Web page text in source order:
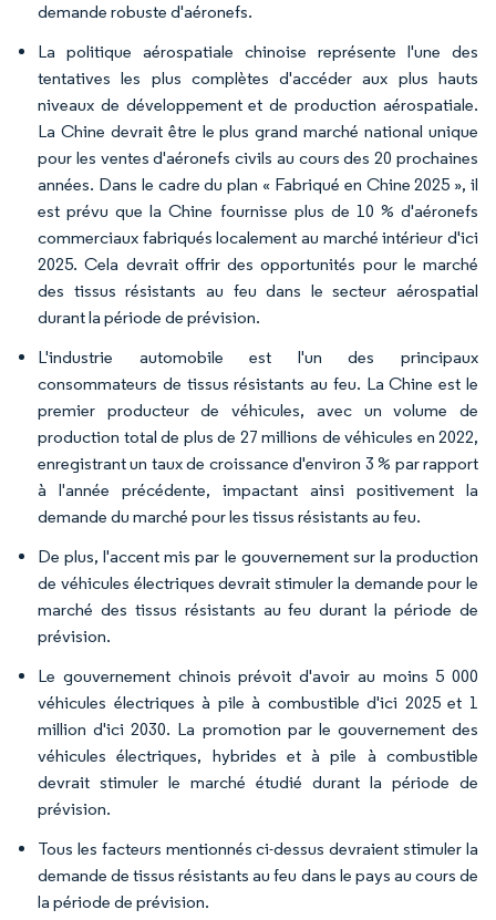
demande robuste d'aéronefs.
La politique aérospatiale chinoise représente l'une des
tentatives les plus complètes d'accéder aux plus hauts
niveaux de développement et de production aérospatiale.
La Chine devrait être le plus grand marché national unique
pour les ventes d'aéronefs civils au cours des 20 prochaines
années. Dans le cadre du plan « Fabriqué en Chine 2025 », il
est prévu que la Chine fournisse plus de 10 % d'aéronefs
commerciaux fabriqués localement au marché intérieur d'ici
2025. Cela devrait offrir des opportunités pour le marché
des tissus résistants au feu dans le secteur aérospatial
durant la période de prévision.
L'industrie automobile est l'un des principaux
consommateurs de tissus résistants au feu. La Chine est le
premier producteur de véhicules, avec un volume de
production total de plus de 27 millions de véhicules en 2022,
enregistrant un taux de croissance d'environ 3 % par rapport
à l'année précédente, impactant ainsi positivement la
demande du marché pour les tissus résistants au feu.
De plus, l'accent mis par le gouvernement sur la production
de véhicules électriques devrait stimuler la demande pour le
marché des tissus résistants au feu durant la période de
prévision.
Le gouvernement chinois prévoit d'avoir au moins 5 000
véhicules électriques à pile à combustible d'ici 2025 et 1
million d'ici 2030. La promotion par le gouvernement des
véhicules électriques, hybrides et à pile à combustible
devrait stimuler le marché étudié durant la période de
prévision.
Tous les facteurs mentionnés ci-dessus devraient stimuler la
demande de tissus résistants au feu dans le pays au cours de
la période de prévision.